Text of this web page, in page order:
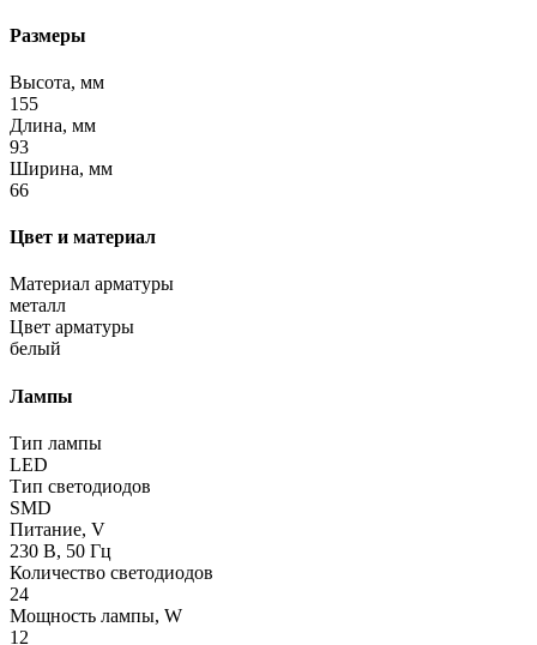
Размеры
Высота, мм
155
Длина, мм
93
Ширина, мм
66
Цвет и материал
Материал арматуры
металл
Цвет арматуры
белый
Лампы
Тип лампы
LED
Тип светодиодов
SMD
Питание, V
230 В, 50 Гц
Количество светодиодов
24
Мощность лампы, W
12